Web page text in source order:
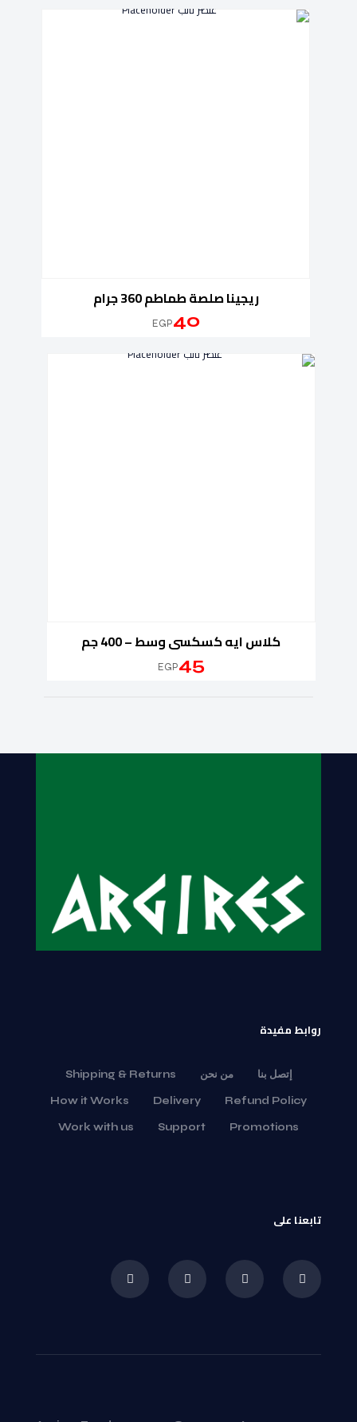
ريجينا صلصة طماطم 360 جرام
EGP40
كلاس ايه كسكسى وسط – 400 جم
EGP45
روابط مفيدة
إتصل بنا من نحن Shipping & Returns
Refund Policy
Delivery
How it Works
Promotions
Support
Work with us
تابعنا على